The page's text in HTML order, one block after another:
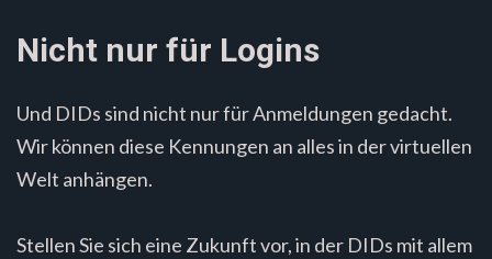
Nicht nur für Logins
Und DIDs sind nicht nur für Anmeldungen gedacht.
Wir können diese Kennungen an alles in der virtuellen
Welt anhängen.
Stellen Sie sich eine Zukunft vor, in der DIDs mit allem